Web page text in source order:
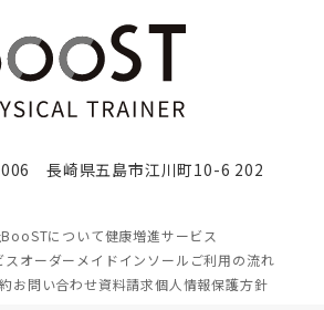
長崎県五島市江川町10-6 202
について健康増進サービス
ス オーダーメイドインソール ご利用の流れ
お問い合わせ資料請求個人情報保護方針